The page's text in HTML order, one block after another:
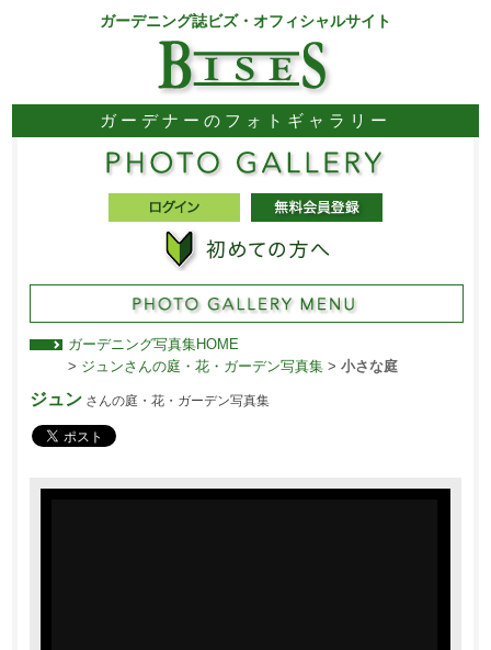
ガーデニング誌ビズ・オフィシャルサイト
ガーデナーのフォトギャラリー
ガーデニング写真集HOME
> ジュンさんの庭・花・ガーデン写真集> 小さな庭
ジュンさんの庭・花・ガーデン写真集